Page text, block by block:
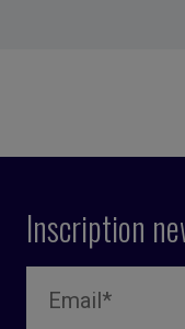
Inscription